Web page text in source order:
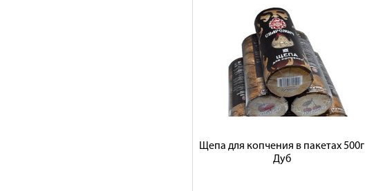
Щепа для копчения в пакетах 500г
Дуб